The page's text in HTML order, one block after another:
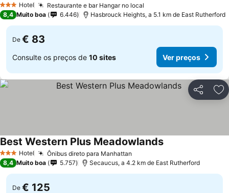
3 EstrelasHotel Restaurante e bar Hangar no local
8,4 Muito boa 6.446 Hasbrouck Heights, a 5.1 km de East Rutherford
De € 83
Consulte os preços de 10 sites Ver preços
Partilhar
3 EstrelasHotel Ônibus direto para Manhattan
Best Western Plus Meadowlands
8,4 Muito boa 5.757 Secaucus, a 4.2 km de East Rutherford
De € 125